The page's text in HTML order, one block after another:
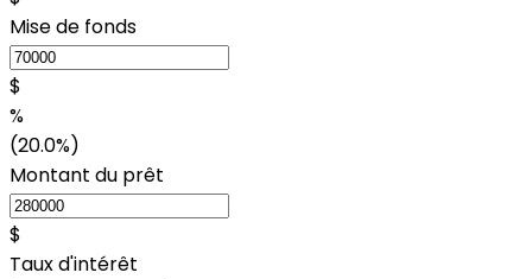
Mise de fonds
$
%
(20.0%)
Montant du prêt
$
Taux d'intérêt